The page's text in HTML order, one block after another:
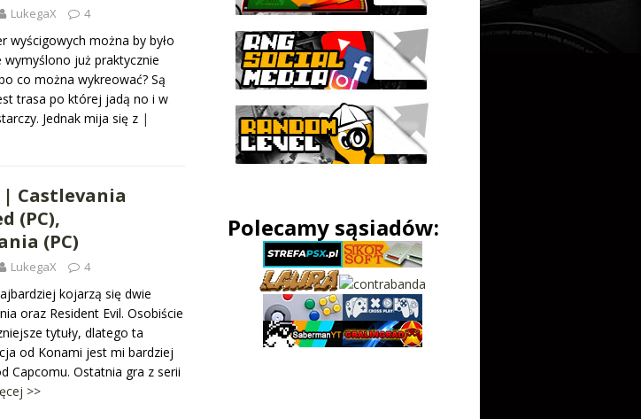
LukegaX 4
wyścigowych można by było
wymyślono już praktycznie
co można wykreować? Są
trasa po której jadą no i w
Jednak mija się z |
| Castlevania
(PC),
(PC)
LukegaX 4
kojarzą się dwie
oraz Resident Evil. Osobiście
tytuły, dlatego ta
od Konami jest mi bardziej
Capcomu. Ostatnia gra z serii
>>
Polecamy sąsiadów: